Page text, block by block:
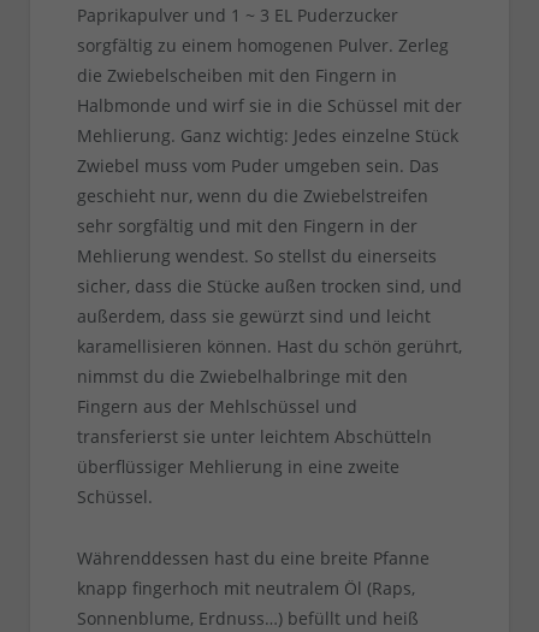
Paprikapulver und 1 ~ 3 EL Puderzucker
sorgfältig zu einem homogenen Pulver. Zerleg
die Zwiebelscheiben mit den Fingern in
Halbmonde und wirf sie in die Schüssel mit der
Mehlierung. Ganz wichtig: Jedes einzelne Stück
Zwiebel muss vom Puder umgeben sein. Das
geschieht nur, wenn du die Zwiebelstreifen
sehr sorgfältig und mit den Fingern in der
Mehlierung wendest. So stellst du einerseits
sicher, dass die Stücke außen trocken sind, und
außerdem, dass sie gewürzt sind und leicht
karamellisieren können. Hast du schön gerührt,
nimmst du die Zwiebelhalbringe mit den
Fingern aus der Mehlschüssel und
transferierst sie unter leichtem Abschütteln
überflüssiger Mehlierung in eine zweite
Schüssel.
Währenddessen hast du eine breite Pfanne
knapp fingerhoch mit neutralem Öl (Raps,
Sonnenblume, Erdnuss…) befüllt und heiß